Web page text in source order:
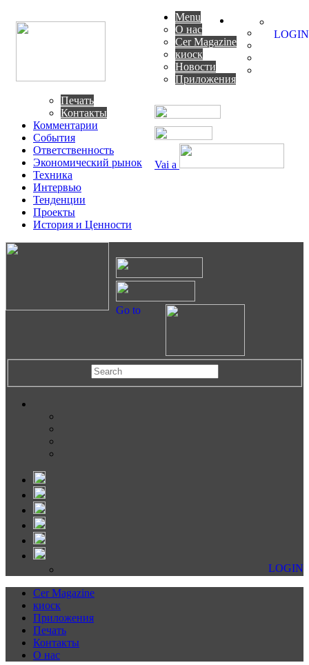
Vai a
Menu
О нас
Cer Magazine
киоск
Новости
Приложения
Печать
Контакты
Комментарии
События
Ответственность
Экономический рынок
Техника
Интервью
Тенденции
Проекты
История и Ценности
LOGIN
Go to
LOGIN
Cer Magazine
киоск
Приложения
Печать
Контакты
О нас